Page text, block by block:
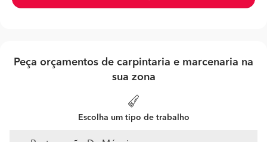
Peça orçamentos de carpintaria e marcenaria na
sua zona
Escolha um tipo de trabalho